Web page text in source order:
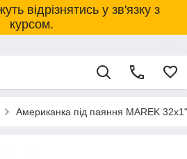
відрізнятись у зв'язку з
курсом.
Американка під паяння MAREK